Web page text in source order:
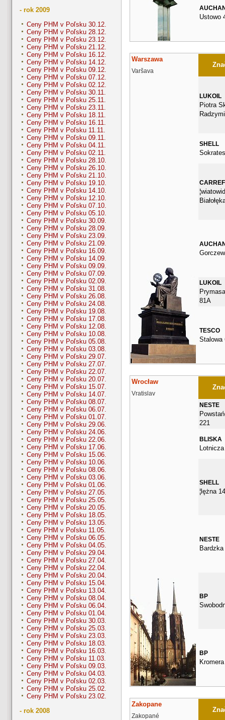
- rok 2009
Ceny PHM v Poľsku 30.12.
Ceny PHM v Poľsku 28.12.
Ceny PHM v Poľsku 23.12.
Ceny PHM v Poľsku 21.12.
Ceny PHM v Poľsku 16.12.
Ceny PHM v Poľsku 14.12.
Ceny PHM v Poľsku 09.12.
Ceny PHM v Poľsku 07.12.
Ceny PHM v Poľsku 02.12.
Ceny PHM v Poľsku 30.11.
Ceny PHM v Poľsku 25.11.
Ceny PHM v Poľsku 23.11.
Ceny PHM v Poľsku 18.11.
Ceny PHM v Poľsku 16.11.
Ceny PHM v Poľsku 11.11.
Ceny PHM v Poľsku 09.11.
Ceny PHM v Poľsku 04.11.
Ceny PHM v Poľsku 02.11.
Ceny PHM v Poľsku 28.10.
Ceny PHM v Poľsku 26.10.
Ceny PHM v Poľsku 21.10.
Ceny PHM v Poľsku 19.10.
Ceny PHM v Poľsku 14.10.
Ceny PHM v Poľsku 12.10.
Ceny PHM v Poľsku 07.10.
Ceny PHM v Poľsku 05.10.
Ceny PHM v Poľsku 30.09.
Ceny PHM v Poľsku 28.09.
Ceny PHM v Poľsku 23.09.
Ceny PHM v Poľsku 21.09.
Ceny PHM v Poľsku 16.09.
Ceny PHM v Poľsku 14.09.
Ceny PHM v Poľsku 09.09.
Ceny PHM v Poľsku 07.09.
Ceny PHM v Poľsku 02.09.
Ceny PHM v Poľsku 31.08.
Ceny PHM v Poľsku 26.08.
Ceny PHM v Poľsku 24.08.
Ceny PHM v Poľsku 19.08.
Ceny PHM v Poľsku 17.08.
Ceny PHM v Poľsku 12.08.
Ceny PHM v Poľsku 10.08.
Ceny PHM v Poľsku 05.08.
Ceny PHM v Poľsku 03.08.
Ceny PHM v Poľsku 29.07.
Ceny PHM v Poľsku 27.07.
Ceny PHM v Poľsku 22.07.
Ceny PHM v Poľsku 20.07.
Ceny PHM v Poľsku 15.07.
Ceny PHM v Poľsku 14.07.
Ceny PHM v Poľsku 08.07.
Ceny PHM v Poľsku 06.07.
Ceny PHM v Poľsku 01.07.
Ceny PHM v Poľsku 29.06.
Ceny PHM v Poľsku 24.06.
Ceny PHM v Poľsku 22.06.
Ceny PHM v Poľsku 17.06.
Ceny PHM v Poľsku 15.06.
Ceny PHM v Poľsku 10.06.
Ceny PHM v Poľsku 08.06.
Ceny PHM v Poľsku 03.06.
Ceny PHM v Poľsku 01.06.
Ceny PHM v Poľsku 27.05.
Ceny PHM v Poľsku 25.05.
Ceny PHM v Poľsku 20.05.
Ceny PHM v Poľsku 18.05.
Ceny PHM v Poľsku 13.05.
Ceny PHM v Poľsku 11.05.
Ceny PHM v Poľsku 06.05.
Ceny PHM v Poľsku 04.05.
Ceny PHM v Poľsku 29.04.
Ceny PHM v Poľsku 27.04.
Ceny PHM v Poľsku 22.04.
Ceny PHM v Poľsku 20.04.
Ceny PHM v Poľsku 15.04.
Ceny PHM v Poľsku 13.04.
Ceny PHM v Poľsku 08.04.
Ceny PHM v Poľsku 06.04.
Ceny PHM v Poľsku 01.04.
Ceny PHM v Poľsku 30.03.
Ceny PHM v Poľsku 25.03.
Ceny PHM v Poľsku 23.03.
Ceny PHM v Poľsku 18.03.
Ceny PHM v Poľsku 16.03.
Ceny PHM v Poľsku 11.03.
Ceny PHM v Poľsku 09.03.
Ceny PHM v Poľsku 04.03.
Ceny PHM v Poľsku 02.03.
Ceny PHM v Poľsku 25.02.
Ceny PHM v Poľsku 23.02.
- rok 2008
Ustowo
Warszawa
Varšava
LUKOIL
Piotra
SHELL
LUKOIL
81A
TESCO
Stalowa
Wrocław
Vratislav
NESTE
221
BLISKA
Lotnicza
SHELL
¦lężna
NESTE
Bardzka
BP
BP
Zakopane
Zakopané